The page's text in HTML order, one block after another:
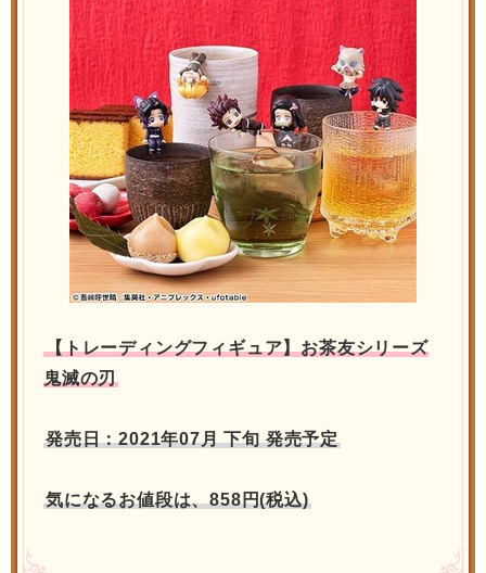
【トレーディングフィギュア】お茶友シリーズ
鬼滅の刃
発売日：2021年07月 下旬 発売予定
気になるお値段は、858円(税込)